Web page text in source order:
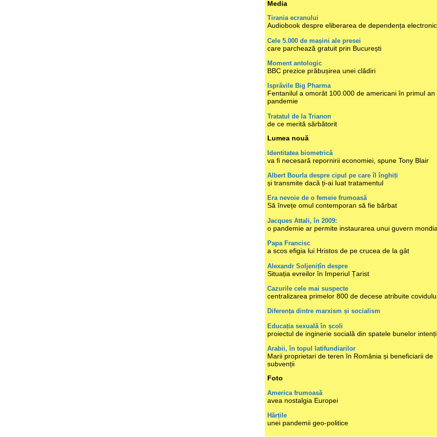
Media
Tirania ecranului
Audiobook despre eliberarea de dependența
Cele 5.000 de mașini ale presei
care parchează gratuit prin București
Moment antologic
BBC prezice prăbușirea unei clădiri
Isprăvile Big Pharma
Fentanilul a omorât 100.000 de americani în primul an
pandemie
Tratatul de la Trianon
de ce merită sărbătorit
Lumea nouă
Identitatea biometrică
va fi necesară repornirii economiei, spune Tony Blair
Albert Bourla despre cipul pe care îl înghiți
și transmite dacă ți-ai luat tratamentul
Era nevoie de o femeie frumoasă
Să învețe omul contemporan să fie bărbat
Jacques Attali, în 2009:
o pandemie ar permite instaurarea unui guvern
Papa Francisc
a scos efigia lui Hristos de pe crucea de la gât
Alexandr Soljenițîn despre
Situația evreilor în Imperiul Țarist
Cazurile cele mai suspecte
centralizarea primelor 800 de decese atribuite
Diferența dintre marxism și socialism
Educația sexuală în școli
proiectul de inginerie socială din spatele bunelor
Arabii, în topul latifundiarilor
Marii proprietari de teren în România și beneficiarii de
subvenții
Foto
America frumoasă
avea nostalgia Europei
Hărțile
unei pandemii geo-politice